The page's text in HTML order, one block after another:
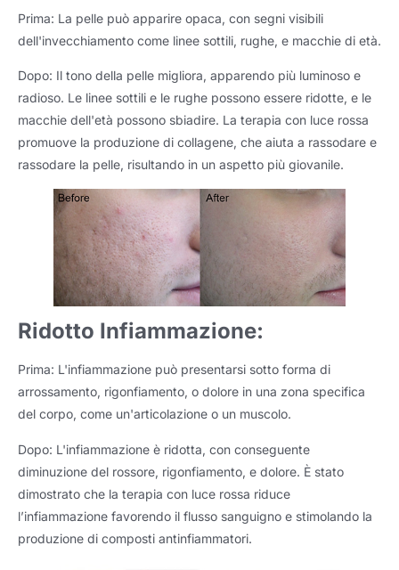
Prima: La pelle può apparire opaca, con segni visibili
dell'invecchiamento come linee sottili, rughe, e macchie di età.
Dopo: Il tono della pelle migliora, apparendo più luminoso e
radioso. Le linee sottili e le rughe possono essere ridotte, e le
macchie dell'età possono sbiadire. La terapia con luce rossa
promuove la produzione di collagene, che aiuta a rassodare e
rassodare la pelle, risultando in un aspetto più giovanile.
Ridotto Infiammazione:
Prima: L'infiammazione può presentarsi sotto forma di
arrossamento, rigonfiamento, o dolore in una zona specifica
del corpo, come un'articolazione o un muscolo.
Dopo: L'infiammazione è ridotta, con conseguente
diminuzione del rossore, rigonfiamento, e dolore. È stato
dimostrato che la terapia con luce rossa riduce
l’infiammazione favorendo il flusso sanguigno e stimolando la
produzione di composti antinfiammatori.